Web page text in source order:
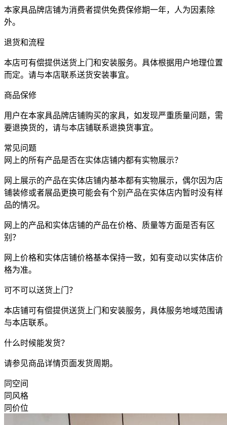
本家具品牌店铺为消费者提供免费保修期一年，人为因素除
外。
退货和流程
本店可有偿提供送货上门和安装服务。具体根据用户地理位置
而定。请与本店联系送货安装事宜。
商品保修
用户在本家具品牌店铺购买的家具，如发现严重质量问题，需
要退换货的，请与本店铺联系退换货事宜。
常见问题
网上的所有产品是否在实体店铺内都有实物展示？
网上展示的产品在实体店铺内基本都有实物展示，偶尔因为店
铺装修或者展品更换可能会有个别产品在实体店内暂时没有样
品的情况。
网上的产品和实体店铺的产品在价格、质量等方面是否有区
别？
网上价格和实体店铺价格基本保持一致，如有变动以实体店价
格为准。
可不可以送货上门？
本店铺可有偿提供送货上门和安装服务，具体服务地域范围请
与本店联系。
什么时候能发货？
请参见商品详情页面发货周期。
同空间
同风格
同价位